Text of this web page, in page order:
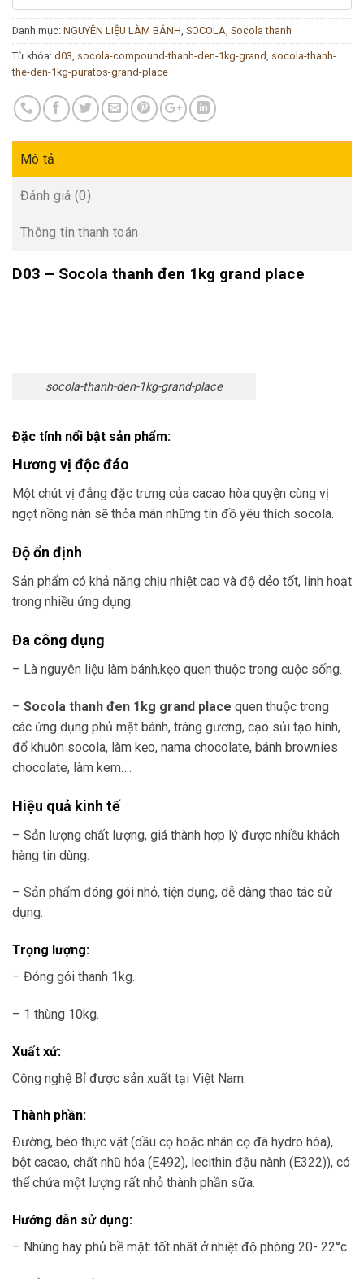
Danh mục: NGUYÊN LIỆU LÀM BÁNH, SOCOLA, Socola thanh
Từ khóa: d03, socola-compound-thanh-den-1kg-grand, socola-thanh-
the-den-1kg-puratos-grand-place
Mô tả
Đánh giá (0)
Thông tin thanh toán
D03 – Socola thanh đen 1kg grand place
socola-thanh-den-1kg-grand-place
Đặc tính nổi bật sản phẩm:
Hương vị độc đáo
Một chút vị đắng đặc trưng của cacao hòa quyện cùng vị
ngọt nồng nàn sẽ thỏa mãn những tín đồ yêu thích socola.
Độ ổn định
Sản phẩm có khả năng chịu nhiệt cao và độ dẻo tốt, linh hoạt
trong nhiều ứng dụng.
Đa công dụng
– Là nguyên liệu làm bánh,kẹo quen thuộc trong cuộc sống.
– Socola thanh đen 1kg grand place quen thuộc trong
các ứng dụng phủ mặt bánh, tráng gương, cạo sủi tạo hình,
đổ khuôn socola, làm kẹo, nama chocolate, bánh brownies
chocolate, làm kem….
Hiệu quả kinh tế
– Sản lượng chất lượng, giá thành hợp lý được nhiều khách
hàng tin dùng.
– Sản phẩm đóng gói nhỏ, tiện dụng, dễ dàng thao tác sử
dụng.
Trọng lượng:
– Đóng gói thanh 1kg.
– 1 thùng 10kg.
Xuất xứ:
Công nghệ Bỉ được sản xuất tại Việt Nam.
Thành phần:
Đường, béo thực vật (dầu cọ hoặc nhân cọ đã hydro hóa),
bột cacao, chất nhũ hóa (E492), lecithin đậu nành (E322)), có
thể chứa một lượng rất nhỏ thành phần sữa.
Hướng dẫn sử dụng:
– Nhúng hay phủ bề mặt: tốt nhất ở nhiệt độ phòng 20- 22°c.